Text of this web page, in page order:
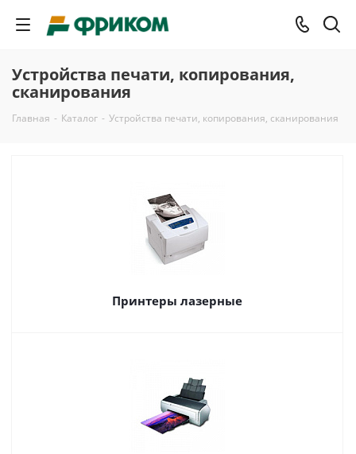
Устройства печати, копирования,
сканирования
Главная - Каталог - Устройства печати, копирования, сканирования
Принтеры лазерные